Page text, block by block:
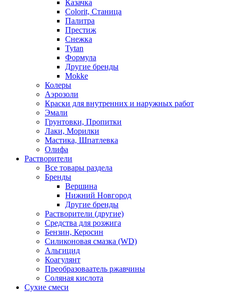
Казачка
Colorit, Станица
Палитра
Престиж
Снежка
Tytan
Формула
Другие бренды
Mokke
Колеры
Аэрозоли
Краски для внутренних и наружных работ
Эмали
Грунтовки, Пропитки
Лаки, Морилки
Мастика, Шпатлевка
Олифа
Растворители
Все товары раздела
Бренды
Вершина
Нижний Новгород
Другие бренды
Растворители (другие)
Средства для розжига
Бензин, Керосин
Силиконовая смазка (WD)
Альгицид
Коагулянт
Преобразоваатель ржавчины
Соляная кислота
Сухие смеси